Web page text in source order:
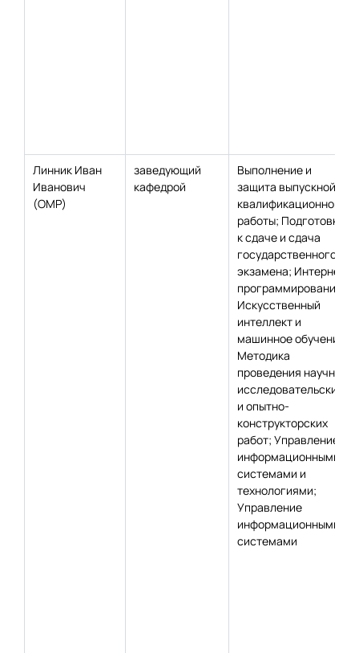
Линник Иван
Иванович
(ОМР)
заведующий
кафедрой
Выполнение и
защита выпускной
квалификационной
работы; Подготовка
к сдаче и сдача
государственного
экзамена; Интернет-
программирование;
Искусственный
интеллект и
машинное обучение;
Методика
проведения научно-
исследовательских
и опытно-
конструкторских
работ; Управление
информационными
системами и
технологиями;
Управление
информационными
системами